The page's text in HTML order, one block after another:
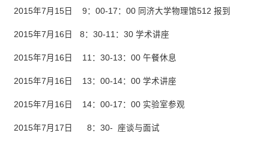
2015年7月15日 9：00-17：00 同济大学物理馆512 报到
2015年7月16日 8：30-11：30 学术讲座
2015年7月16日 11：30-13：00 午餐休息
2015年7月16日 13：00-14：00 学术讲座
2015年7月16日 14：00-17：00 实验室参观
2015年7月17日 8：30- 座谈与面试